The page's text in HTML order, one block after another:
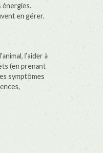
énergies.
en gérer.
l’aider à
(en prenant
symptômes